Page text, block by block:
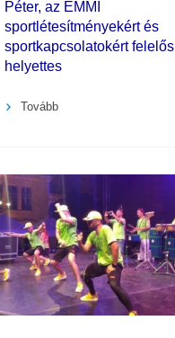
Péter, az EMMI
sportlétesítményekért és
sportkapcsolatokért felelős
helyettes
Tovább